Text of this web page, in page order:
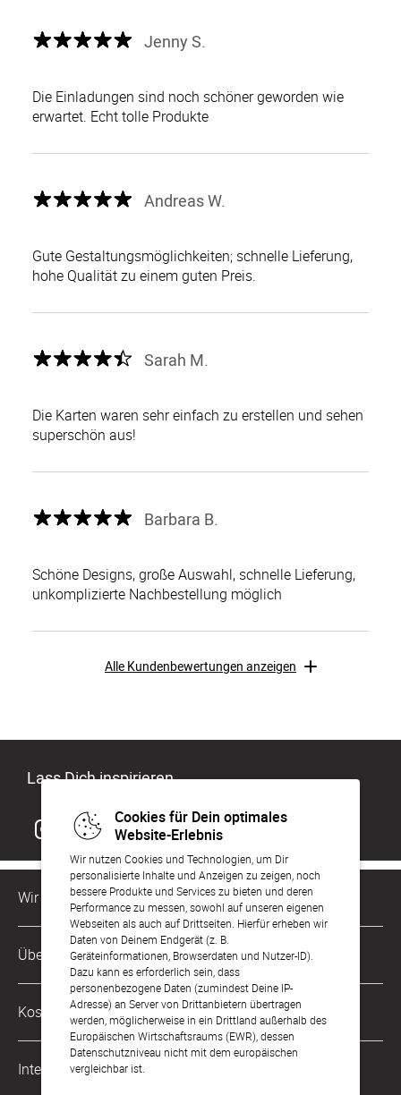
Cookies für Dein optimales
Website-Erlebnis
Wir nutzen Cookies und Technologien, um Dir
personalisierte Inhalte und Anzeigen zu zeigen, noch
bessere Produkte und Services zu bieten und deren
Performance zu messen, sowohl auf unseren eigenen
Webseiten als auch auf Drittseiten. Hierfür erheben wir
Daten von Deinem Endgerät (z. B.
Geräteinformationen, Browserdaten und Nutzer-ID).
Dazu kann es erforderlich sein, dass
personenbezogene Daten (zumindest Deine IP-
Adresse) an Server von Drittanbietern übertragen
werden, möglicherweise in ein Drittland außerhalb des
Europäischen Wirtschaftsraums (EWR), dessen
Datenschutzniveau nicht mit dem europäischen
vergleichbar ist.
Jenny S.
Die Einladungen sind noch schöner geworden wie
erwartet. Echt tolle Produkte
Andreas W.
Gute Gestaltungsmöglichkeiten; schnelle Lieferung,
hohe Qualität zu einem guten Preis.
Sarah M.
Die Karten waren sehr einfach zu erstellen und sehen
superschön aus!
Barbara B.
Schöne Designs, große Auswahl, schnelle Lieferung,
unkomplizierte Nachbestellung möglich
Alle Kundenbewertungen anzeigen
Lass Dich inspirieren
Wir sind für Dich da
Kundenservice-Hotline
0221 956 725 10
Mo. - Fr. von 9 bis 17 Uhr
kontakt@sendmoments.de
Über Uns
Philosophie
Karriere
Impressum
Kostenlose Services
Musterkarten
International